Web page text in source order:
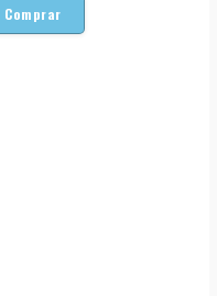
Comprar